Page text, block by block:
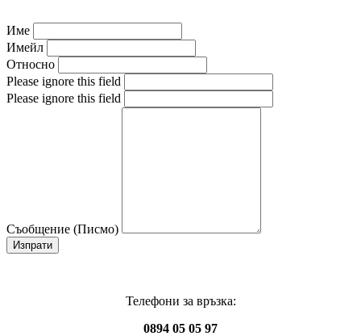
Име
Имейл
Относно
Please ignore this field
Please ignore this field
Съобщение (Писмо)
Изпрати
Телефони за връзка:
0894 05 05 97